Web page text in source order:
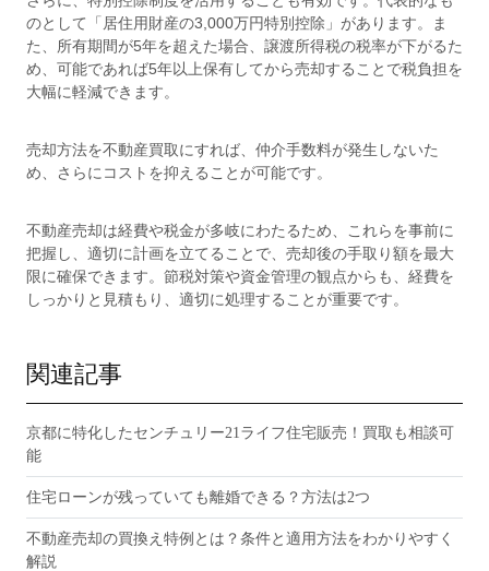
のとして「居住用財産の3,000万円特別控除」があります。ま
た、所有期間が5年を超えた場合、譲渡所得税の税率が下がるた
め、可能であれば5年以上保有してから売却することで税負担を
大幅に軽減できます。
売却方法を不動産買取にすれば、仲介手数料が発生しないた
め、さらにコストを抑えることが可能です。
不動産売却は経費や税金が多岐にわたるため、これらを事前に
把握し、適切に計画を立てることで、売却後の手取り額を最大
限に確保できます。節税対策や資金管理の観点からも、経費を
しっかりと見積もり、適切に処理することが重要です。
関連記事
京都に特化したセンチュリー21ライフ住宅販売！買取も相談可
能
住宅ローンが残っていても離婚できる？方法は2つ
不動産売却の買換え特例とは？条件と適用方法をわかりやすく
解説